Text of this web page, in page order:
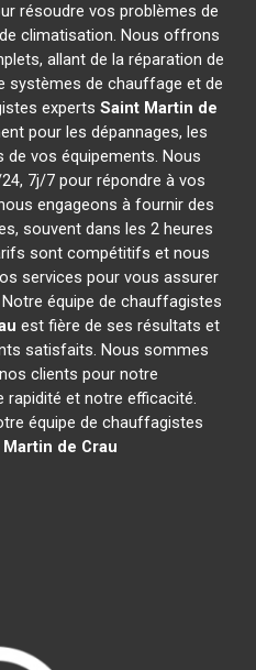
résoudre vos problèmes de
climatisation. Nous offrons
allant de la réparation de
systèmes de chauffage et de
experts Saint Martin de
pour les dépannages, les
vos équipements. Nous
7j/7 pour répondre à vos
engageons à fournir des
souvent dans les 2 heures
sont compétitifs et nous
services pour vous assurer
équipe de chauffagistes
est fière de ses résultats et
satisfaits. Nous sommes
clients pour notre
et notre efficacité.
équipe de chauffagistes
de Crau